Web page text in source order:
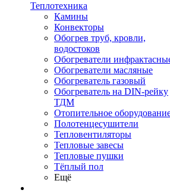
Теплотехника
Камины
Конвекторы
Обогрев труб, кровли,
водостоков
Обогреватели
Обогреватели масляные
Обогреватель газовый
Обогреватель на DIN-рейку
ТДМ
Отопительное
Полотенцесушители
Тепловентиляторы
Тепловые завесы
Тепловые пушки
Тёплый пол
Ещё